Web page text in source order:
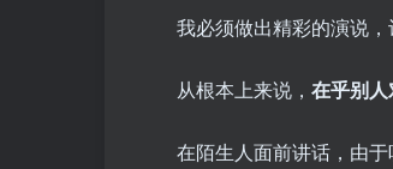
我必须做出精彩的演说
从根本上来说， 在乎别
在陌生人面前讲话，由